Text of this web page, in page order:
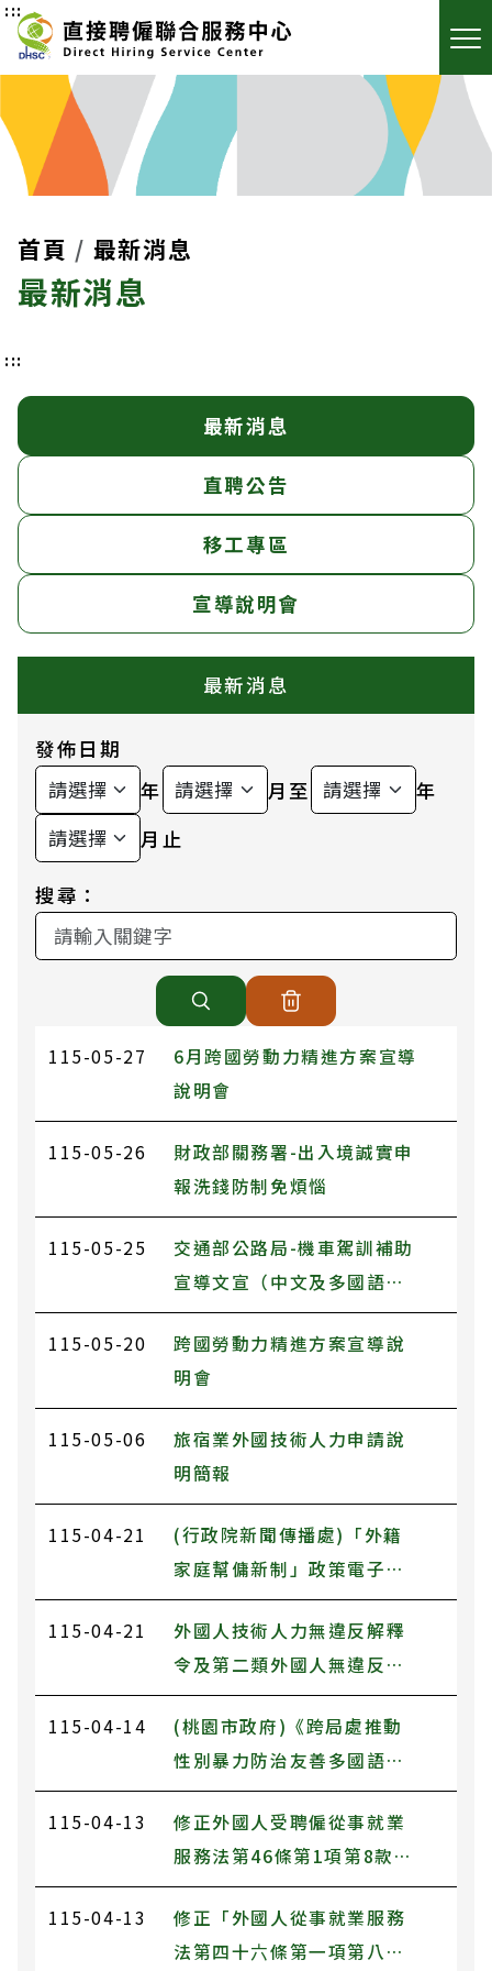
:::
首頁 最新消息
最新消息
:::
最新消息
直聘公告
移工專區
宣導說明會
最新消息
發佈日期
年
月至
年
月止
搜尋：
115-05-27
6月跨國勞動力精進方案宣導
說明會
115-05-26
財政部關務署-出入境誠實申
報洗錢防制免煩惱
115-05-25
交通部公路局-機車駕訓補助
宣導文宣（中文及多國語言
版）
115-05-20
跨國勞動力精進方案宣導說
明會
115-05-06
旅宿業外國技術人力申請說
明簡報
115-04-21
(行政院新聞傳播處)「外籍
家庭幫傭新制」政策電子圖
文
115-04-21
外國人技術人力無違反解釋
令及第二類外國人無違反解
釋令
115-04-14
(桃園市政府)《跨局處推動
性別暴力防治友善多國語言
電子書》
115-04-13
修正外國人受聘僱從事就業
服務法第46條第1項第8款至
第11款規定工作之轉換雇主
或工作程序準則第7條及第
13條附表1，業於115年4月
115-04-13
修正「外國人從事就業服務
法第四十六條第一項第八款